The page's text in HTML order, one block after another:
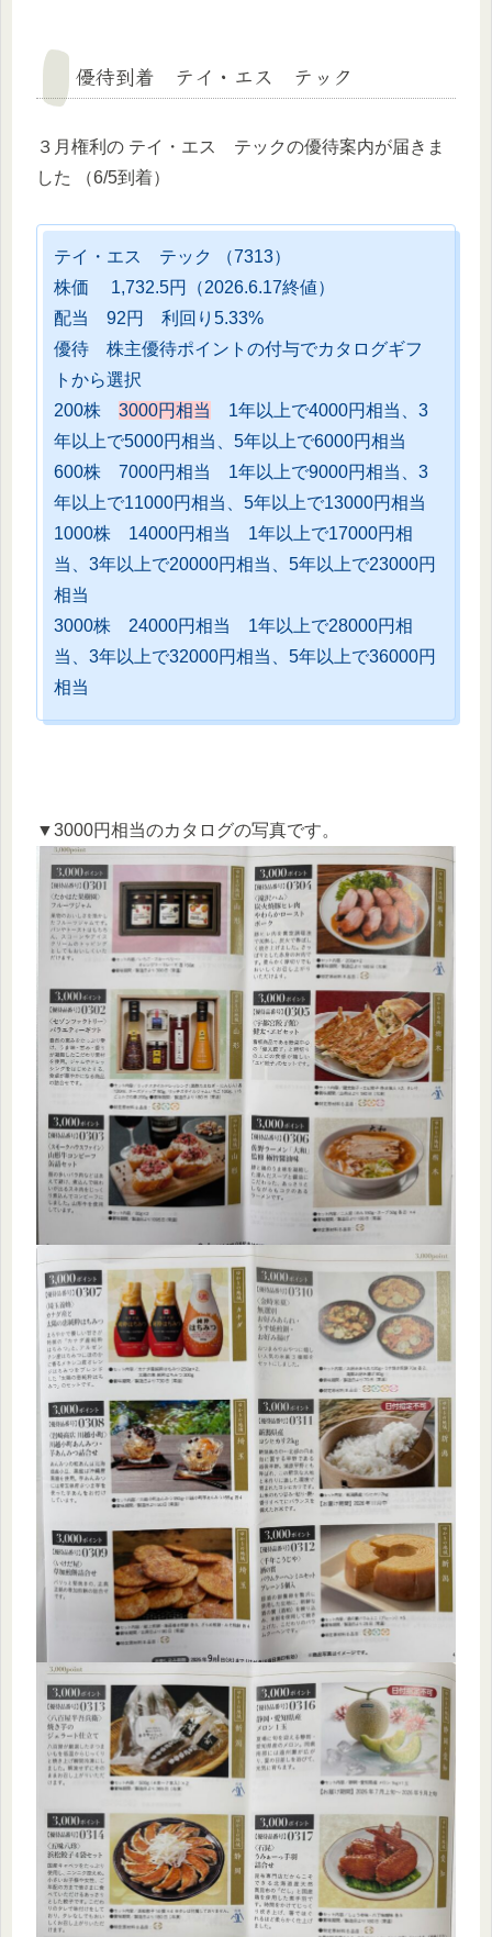
優待到着 テイ・エス テック
３月権利の テイ・エス テックの優待案内が届きま
した （6/5到着）
テイ・エス テック （7313）
株価 1,732.5円（2026.6.17終値）
配当 92円 利回り5.33%
優待 株主優待ポイントの付与でカタログギフ
トから選択
200株 3000円相当
1年以上で4000円相当、3
年以上で5000円相当、5年以上で6000円相当
600株 7000円相当 1年以上で9000円相当、3
年以上で11000円相当、5年以上で13000円相当
1000株 14000円相当 1年以上で17000円相
当、3年以上で20000円相当、5年以上で23000円
相当
3000株 24000円相当 1年以上で28000円相
当、3年以上で32000円相当、5年以上で36000円
相当
▼3000円相当のカタログの写真です。